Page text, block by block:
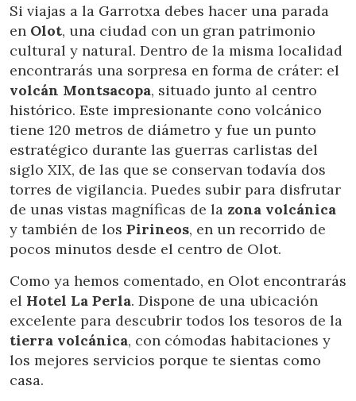
Si viajas a la Garrotxa debes hacer una parada
en Olot, una ciudad con un gran patrimonio
cultural y natural. Dentro de la misma localidad
encontrarás una sorpresa en forma de cráter: el
volcán Montsacopa, situado junto al centro
histórico. Este impresionante cono volcánico
tiene 120 metros de diámetro y fue un punto
estratégico durante las guerras carlistas del
siglo XIX, de las que se conservan todavía dos
torres de vigilancia. Puedes subir para disfrutar
de unas vistas magníficas de la zona volcánica
y también de los Pirineos, en un recorrido de
pocos minutos desde el centro de Olot.
Como ya hemos comentado, en Olot encontrarás
el Hotel La Perla. Dispone de una ubicación
excelente para descubrir todos los tesoros de la
tierra volcánica, con cómodas habitaciones y
los mejores servicios porque te sientas como
casa.